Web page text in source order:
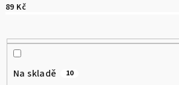
89 Kč
Na skladě 10